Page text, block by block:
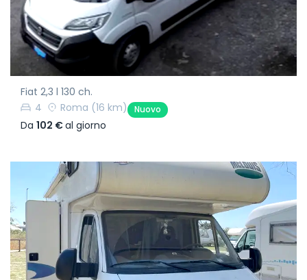
Fiat 2,3 l 130 ch.
4
Roma (16 km) Nuovo
Da 102 €al giorno